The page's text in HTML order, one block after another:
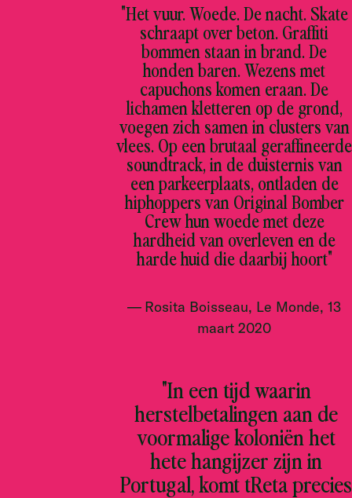
"Het vuur. Woede. De nacht. Skate
schraapt over beton. Graffiti
bommen staan in brand. De
honden baren. Wezens met
capuchons komen eraan. De
lichamen kletteren op de grond,
voegen zich samen in clusters van
vlees. Op een brutaal geraffineerde
soundtrack, in de duisternis van
een parkeerplaats, ontladen de
hiphoppers van Original Bomber
Crew hun woede met deze
hardheid van overleven en de
harde huid die daarbij hoort"
Rosita Boisseau, Le Monde, 13
maart 2020
"In een tijd waarin
herstelbetalingen aan de
voormalige koloniën het
hete hangijzer zijn in
Portugal, komt tReta precies